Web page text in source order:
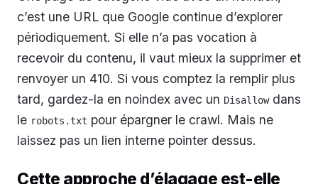
c’est une URL que Google continue d’explorer
périodiquement. Si elle n’a pas vocation à
recevoir du contenu, il vaut mieux la supprimer et
renvoyer un 410. Si vous comptez la remplir plus
tard, gardez-la en noindex avec un Disallowdans
le robots.txt pour épargner le crawl. Mais ne
laissez pas un lien interne pointer dessus.
Cette approche d’élagage est-elle